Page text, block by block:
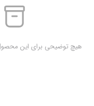
هیچ توضیحی برای این محصول اضافه نشده است.